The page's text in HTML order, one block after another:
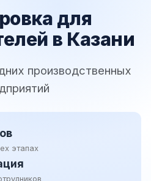
для
в Казани
производственных
этапах